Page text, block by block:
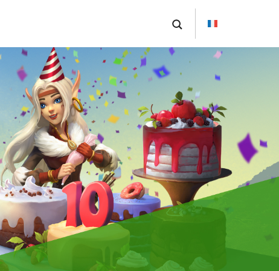
English
Deutsch
Polski
Nederlands
Português brasileiro
Italiano